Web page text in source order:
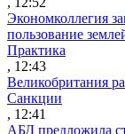
Экономколлегия
пользование
Практика
, 12:43
Великобритания
Санкции
, 12:41
АБД предложила